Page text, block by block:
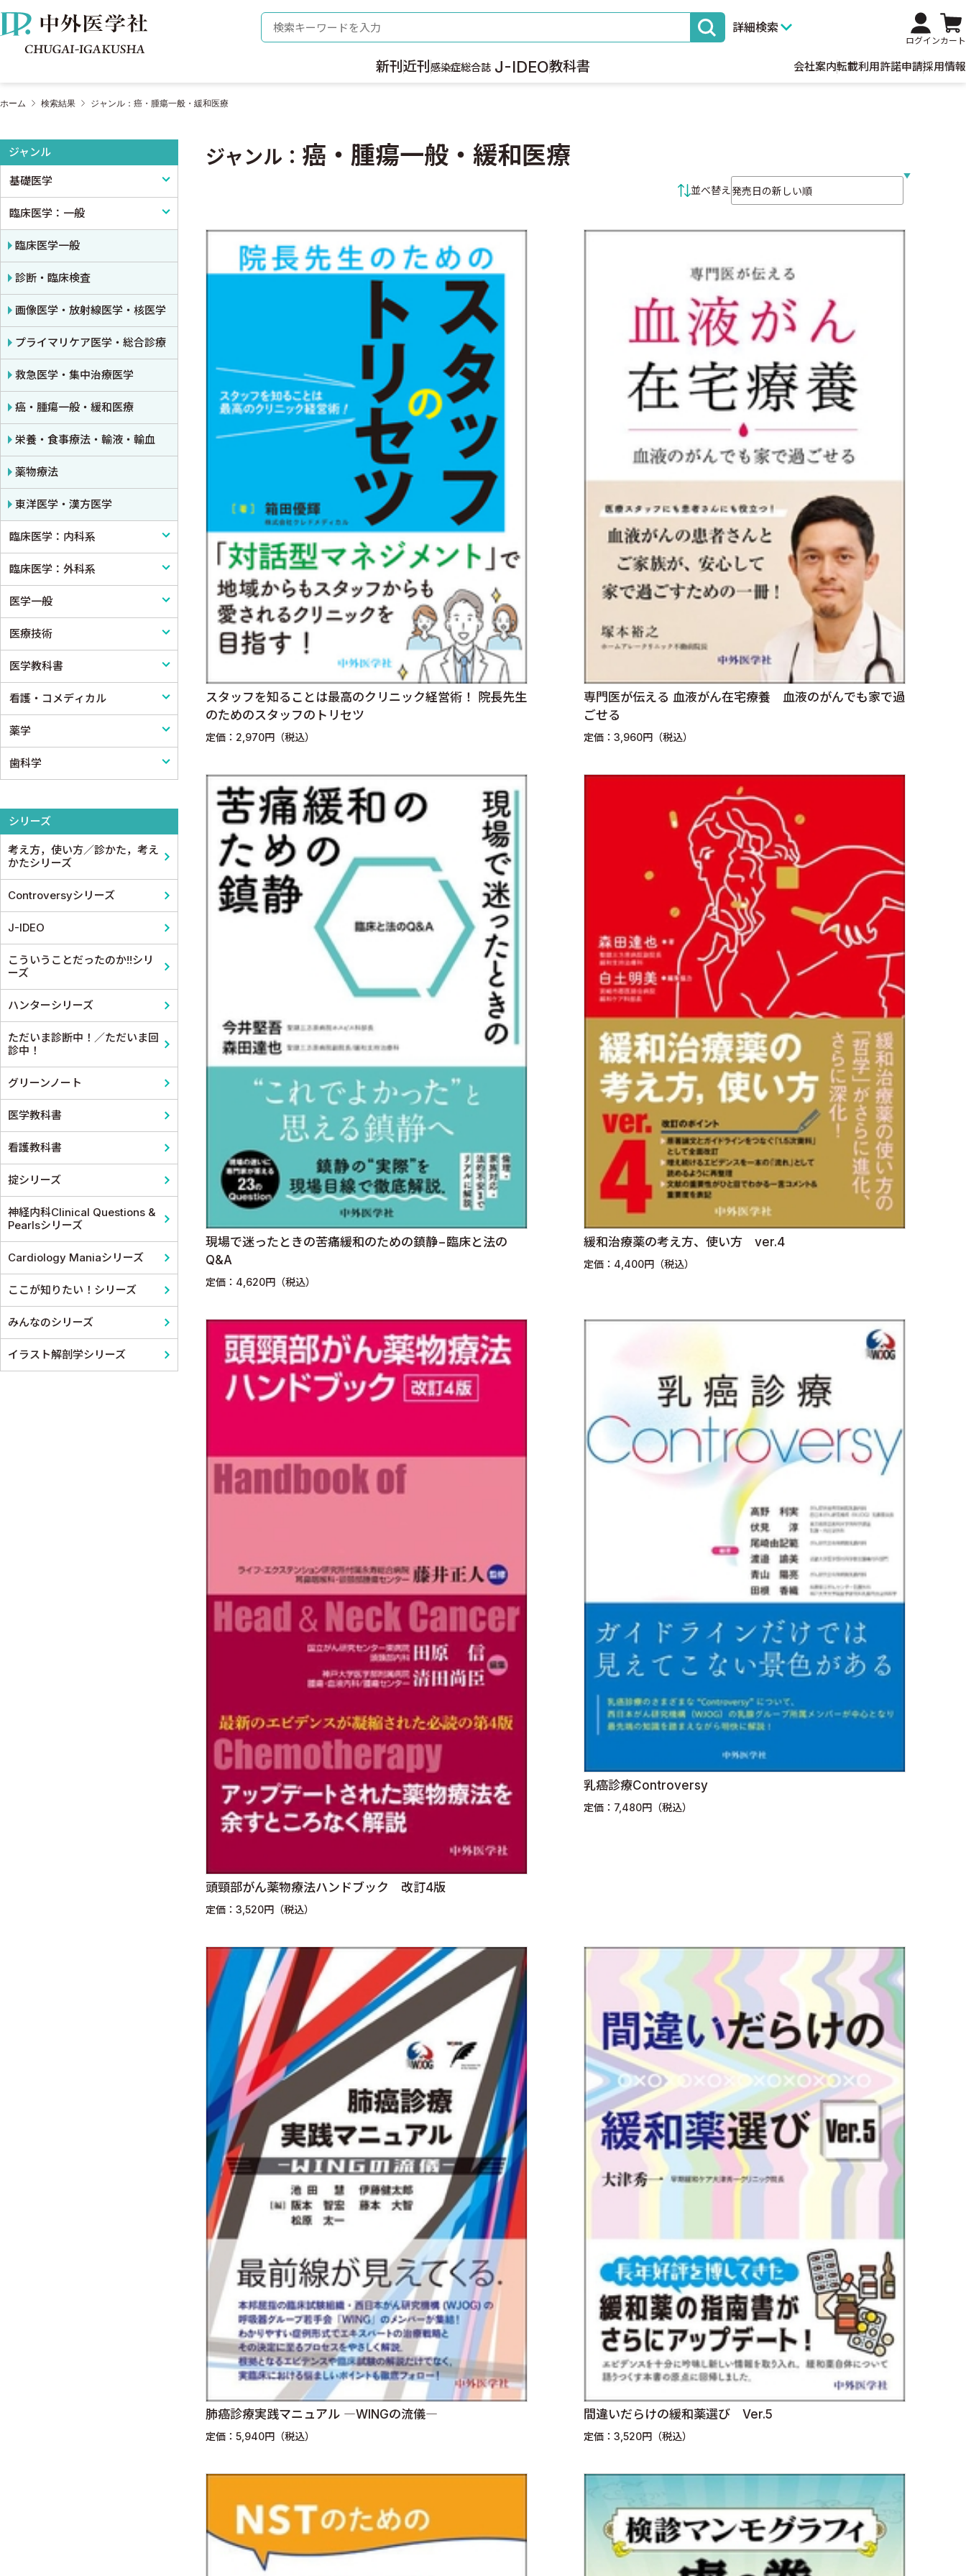
株式会社 中外医学社 検索キーワード 詳細検索
ログインカート
新刊 近刊 感染症総合誌 J-IDEO教科書 会社案内転載利用許諾申請採用情報
ホーム 検索結果 ジャンル：癌・腫瘍一般・緩和医療
ジャンル
基礎医学
基礎医学一般
解剖学
生理学
免疫学・血清学
公衆衛生学
法医学
臨床医学：一般
臨床医学一般
診断・臨床検査
画像医学・放射線医学・核医学
プライマリケア医学・総合診療
救急医学・集中治療医学
癌・腫瘍一般・緩和医療
栄養・食事療法・輸液・輸血
薬物療法
東洋医学・漢方医学
臨床医学：内科系
内科学一般
感染症
アレルギー・膠原病・リウマチ
内分泌・代謝・糖尿病
腎臓
血液
脳・神経
呼吸器
循環器・血管
心電図・心音図・心エコー
消化器
小児科
皮膚科
老人医学
臨床医学：外科系
外科学一般
脳神経外科
心臓・血管外科
消化器外科
小児外科
形成外科
スポーツ医学
産婦人科
眼科
耳鼻咽頭科・頭頸部外科
泌尿器科
麻酔科学・ペインクリニック
医学一般
医学一般・医学概論
医療制度
病院管理
医療統計
論文・医学情報
医療技術
リハビリテーション技術
鍼灸・柔道整復
医学教科書
医学教科書
看護・コメディカル
看護
看護教科書
薬学
薬学
歯科学
シリーズ
考え方，使い方／診かた，考え
かたシリーズ
Controversyシリーズ
J-IDEO
こういうことだったのか!!シリ
ーズ
ハンターシリーズ
ただいま診断中！／ただいま回
診中！
グリーンノート
医学教科書
看護教科書
掟シリーズ
神経内科Clinical Questions &
Pearlsシリーズ
Cardiology Maniaシリーズ
ここが知りたい！シリーズ
みんなのシリーズ
イラスト解剖学シリーズ
ジャンル： 癌・腫瘍一般・緩和医療
並べ替え並べ替え条件
スタッフを知ることは最高のクリニック経営術！ 院長先生
のためのスタッフのトリセツ
定価：2,970円（税込）
専門医が伝える 血液がん在宅療養 血液のがんでも家で過
ごせる
定価：3,960円（税込）
現場で迷ったときの苦痛緩和のための鎮静−臨床と法の
Q&A
定価：4,620円（税込）
緩和治療薬の考え方、使い方 ver.4
定価：4,400円（税込）
頭頸部がん薬物療法ハンドブック 改訂4版
定価：3,520円（税込）
乳癌診療Controversy
定価：7,480円（税込）
肺癌診療実践マニュアル ―WINGの流儀―
定価：5,940円（税込）
間違いだらけの緩和薬選び Ver.5
定価：3,520円（税込）